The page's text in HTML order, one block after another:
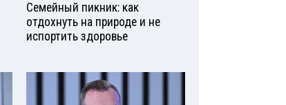
Семейный пикник: как
отдохнуть на природе и не
испортить здоровье